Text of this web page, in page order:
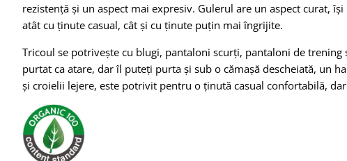
rezistență și un aspect mai expresiv. Gulerul are un aspect curat,
atât cu ținute casual, cât și cu ținute puțin mai îngrijite.
Tricoul se potrivește cu blugi, pantaloni scurți, pantaloni de
purtat ca atare, dar îl puteți purta și sub o cămașă descheiată, un
și croielii lejere, este potrivit pentru o ținută casual confortabilă,